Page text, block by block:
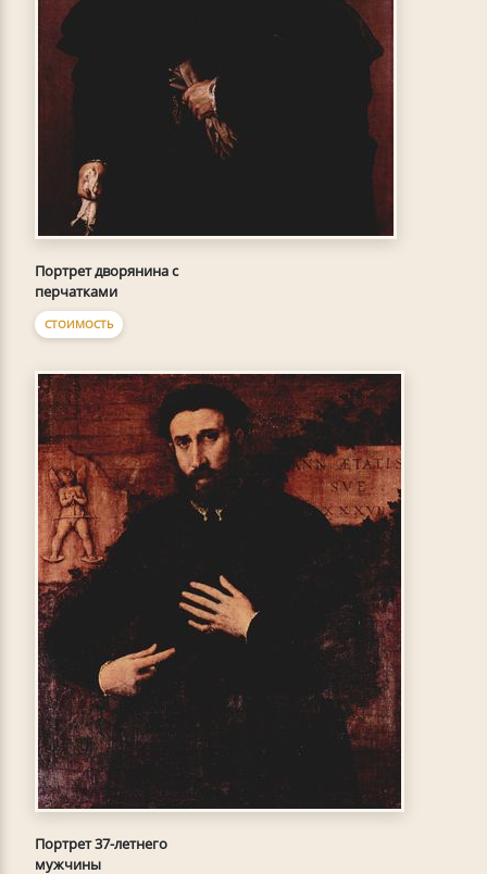
Портрет дворянина с
перчатками
СТОИМОСТЬ
Портрет 37-летнего
мужчины